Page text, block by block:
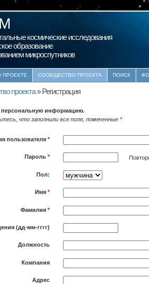
космические исследования
образование
микроспутников
ПРОЕКТЕ СООБЩЕСТВО ПРОЕКТА ПОИСК
проекта» Регистрация
персональную информацию.
что заполнили все поля, помеченные *
пользователя*
Пароль*
Пол:
Имя*
Фамилия*
(дд-мм-гггг)
Должность
Компания
Адрес